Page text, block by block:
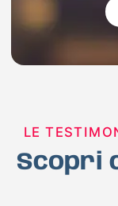
LE
Scopri